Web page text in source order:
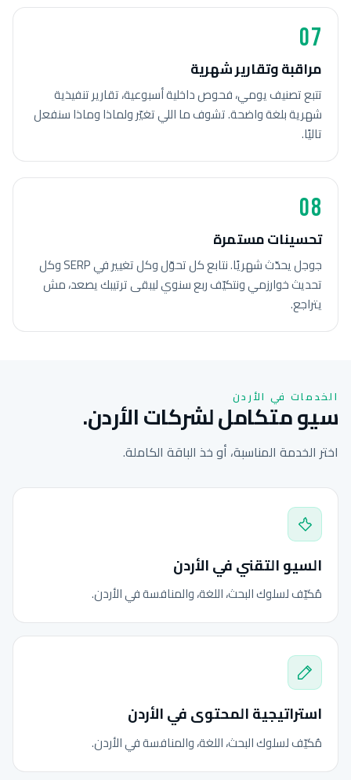
07
مراقبة وتقارير شهرية
تتبع تصنيف يومي، فحوص داخلية أسبوعية، تقارير تنفيذية
شهرية بلغة واضحة. تشوف ما اللي تغيّر ولماذا وماذا سنفعل
تاليًا.
08
تحسينات مستمرة
جوجل يحدّث شهريًا. نتابع كل تحوّل وكل تغيير في SERP وكل
تحديث خوارزمي ونتكيّف ربع سنوي ليبقى ترتيبك يصعد، مش
يتراجع.
الخدمات في الأردن
سيو متكامل لشركات الأردن.
اختر الخدمة المناسبة، أو خذ الباقة الكاملة.
السيو التقني في الأردن
مُكيّف لسلوك البحث، اللغة، والمنافسة في الأردن.
استراتيجية المحتوى في الأردن
مُكيّف لسلوك البحث، اللغة، والمنافسة في الأردن.